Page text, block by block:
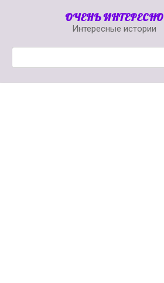
ОЧЕНЬ ИНТЕРЕСНО
Интересные истории